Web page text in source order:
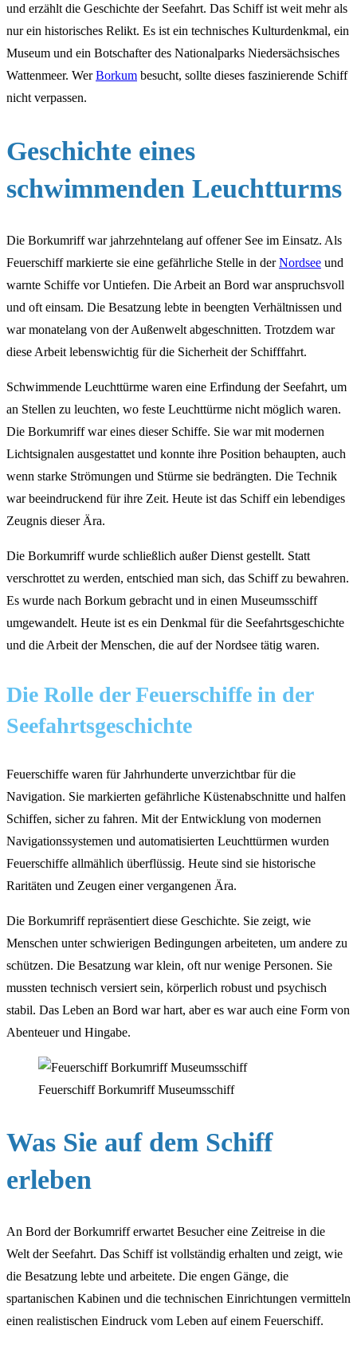
und erzählt die Geschichte der Seefahrt. Das Schiff ist weit mehr als
nur ein historisches Relikt. Es ist ein technisches Kulturdenkmal, ein
Museum und ein Botschafter des Nationalparks Niedersächsisches
Wattenmeer. WerBorkum besucht, sollte dieses faszinierende Schiff
nicht verpassen.
Geschichte eines
schwimmenden Leuchtturms
Die Borkumriff war jahrzehntelang auf offener See im Einsatz. Als
Feuerschiff markierte sie eine gefährliche Stelle in derNordsee und
warnte Schiffe vor Untiefen. Die Arbeit an Bord war anspruchsvoll
und oft einsam. Die Besatzung lebte in beengten Verhältnissen und
war monatelang von der Außenwelt abgeschnitten. Trotzdem war
diese Arbeit lebenswichtig für die Sicherheit der Schifffahrt.
Schwimmende Leuchttürme waren eine Erfindung der Seefahrt, um
an Stellen zu leuchten, wo feste Leuchttürme nicht möglich waren.
Die Borkumriff war eines dieser Schiffe. Sie war mit modernen
Lichtsignalen ausgestattet und konnte ihre Position behaupten, auch
wenn starke Strömungen und Stürme sie bedrängten. Die Technik
war beeindruckend für ihre Zeit. Heute ist das Schiff ein lebendiges
Zeugnis dieser Ära.
Die Borkumriff wurde schließlich außer Dienst gestellt. Statt
verschrottet zu werden, entschied man sich, das Schiff zu bewahren.
Es wurde nach Borkum gebracht und in einen Museumsschiff
umgewandelt. Heute ist es ein Denkmal für die Seefahrtsgeschichte
und die Arbeit der Menschen, die auf der Nordsee tätig waren.
Die Rolle der Feuerschiffe in der
Seefahrtsgeschichte
Feuerschiffe waren für Jahrhunderte unverzichtbar für die
Navigation. Sie markierten gefährliche Küstenabschnitte und halfen
Schiffen, sicher zu fahren. Mit der Entwicklung von modernen
Navigationssystemen und automatisierten Leuchttürmen wurden
Feuerschiffe allmählich überflüssig. Heute sind sie historische
Raritäten und Zeugen einer vergangenen Ära.
Die Borkumriff repräsentiert diese Geschichte. Sie zeigt, wie
Menschen unter schwierigen Bedingungen arbeiteten, um andere zu
schützen. Die Besatzung war klein, oft nur wenige Personen. Sie
mussten technisch versiert sein, körperlich robust und psychisch
stabil. Das Leben an Bord war hart, aber es war auch eine Form von
Abenteuer und Hingabe.
Feuerschiff Borkumriff Museumsschiff
Was Sie auf dem Schiff
erleben
An Bord der Borkumriff erwartet Besucher eine Zeitreise in die
Welt der Seefahrt. Das Schiff ist vollständig erhalten und zeigt, wie
die Besatzung lebte und arbeitete. Die engen Gänge, die
spartanischen Kabinen und die technischen Einrichtungen vermitteln
einen realistischen Eindruck vom Leben auf einem Feuerschiff.